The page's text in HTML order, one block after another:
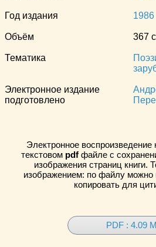
Год издания 1986
Объём 367
Тематика
Электронное издание
подготовлено
Электронное воспроизведение
текстовом pdfфайле с
изображения страниц книги.
изображением: по файлу можно
копировать для
PDF : 4.09